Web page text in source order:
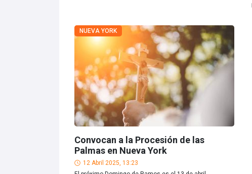
NUEVA YORK
Convocan a la Procesión de las
Palmas en Nueva York
12 Abril 2025, 13:23